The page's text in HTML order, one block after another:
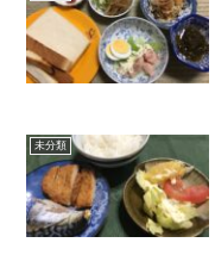
未分類